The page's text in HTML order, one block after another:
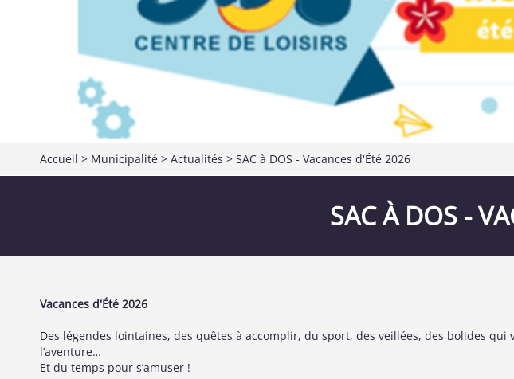
Accueil > Municipalité > Actualités > SAC à DOS - Vacances d'Été 2026
SAC À DOS -
Vacances d'Été 2026
Des légendes lointaines, des quêtes à accomplir, du sport, des veillées, des bolides qui
l’aventure…
Et du temps pour s’amuser !